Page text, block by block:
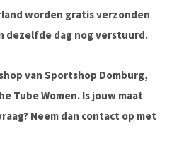
worden gratis verzonden
dezelfde dag nog verstuurd.
van Sportshop Domburg,
Tube Women. Is jouw maat
Neem dan contact op met